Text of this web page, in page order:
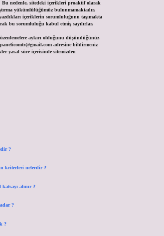
Bu nedenle, sitedeki içerikleri proaktif olarak
yükümlülüğümüz bulunmamaktadır.
içeriklerin sorumluluğunu taşımakta
bu sorumluluğu kabul etmiş sayılırlar.
aykırı olduğunu düşündüğünüz
adresine bildirmeniz
yasal süre içerisinde sitemizden
?
kriterleri nelerdir ?
alınır ?
?
?